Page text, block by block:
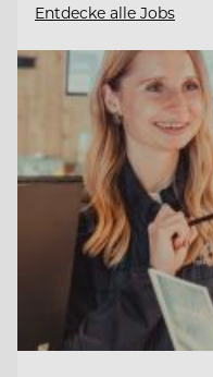
Entdecke alle Jobs